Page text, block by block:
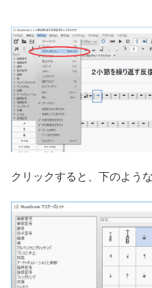
クリックすると、下のよう